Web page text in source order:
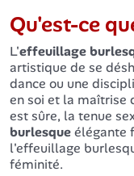
Qu'est-ce
L'effeuillage
artistique de se
dance ou une
en soi et la maîtrise
est sûre, la tenue
burlesqueélégante
l'effeuillage
féminité.